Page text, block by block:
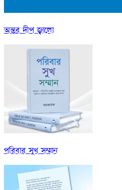
অন্তর দীপ জ্বালো
পরিবার সুখ সম্মান